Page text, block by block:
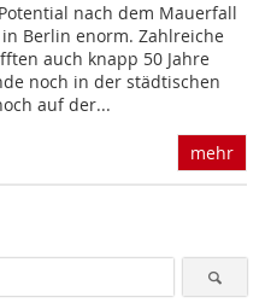
nach dem Mauerfall
Berlin enorm. Zahlreiche
auch knapp 50 Jahre
noch in der städtischen
auf der...
mehr